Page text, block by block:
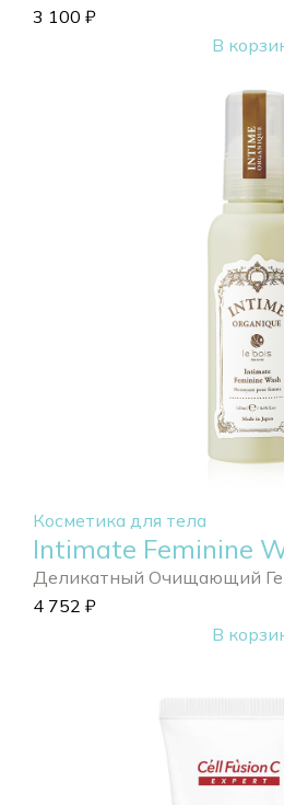
3 100 ₽
В
Косметика для тела
Intimate Feminine
Деликатный Очищающий
4 752 ₽
В